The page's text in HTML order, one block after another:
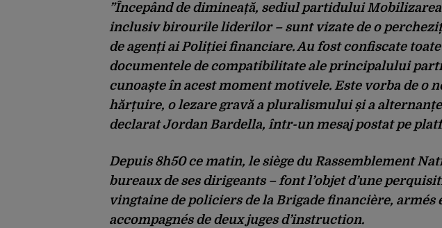
”Începând de dimineață, sediul partidului
inclusiv birourile liderilor – sunt vizate de o
de agenți ai Poliției financiare. Au fost confiscate
documentele de compatibilitate ale principalului
cunoaște în acest moment motivele. Este vorba de o
hărțuire, o lezare gravă a pluralismului și a
declarat Jordan Bardella, într-un mesaj postat pe
Depuis 8h50 ce matin, le siège du Rassemblement
bureaux de ses dirigeants – font l’objet d’une
vingtaine de policiers de la Brigade financière, armés
accompagnés de deux juges d’instruction.